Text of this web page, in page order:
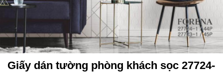
Giấy dán tường phòng khách sọc 27724-